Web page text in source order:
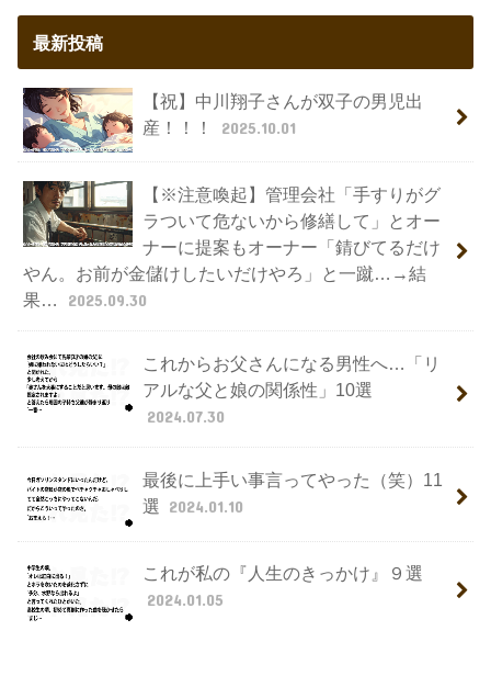
最新投稿
【祝】中川翔子さんが双子の男児出
産！！！
2025.10.01
【※注意喚起】管理会社「手すりがグ
ラついて危ないから修繕して」とオー
ナーに提案もオーナー「錆びてるだけ
やん。お前が金儲けしたいだけやろ」と一蹴…→結
果…
2025.09.30
これからお父さんになる男性へ…「リ
アルな父と娘の関係性」10選
2024.07.30
最後に上手い事言ってやった（笑）11
選 2024.01.10
これが私の『人生のきっかけ』９選
2024.01.05